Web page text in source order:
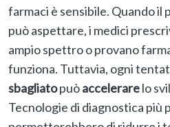
farmaci è sensibile. Quando il
può aspettare, i medici
ampio spettro o provano
funziona. Tuttavia, ogni
sbagliatopuòaccelerarelo
Tecnologie di diagnostica più